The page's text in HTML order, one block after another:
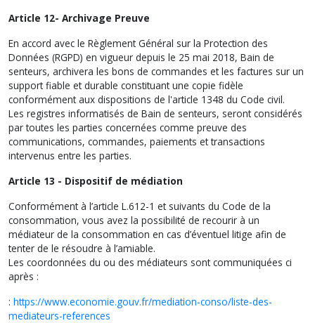
Article 12- Archivage Preuve
En accord avec le Règlement Général sur la Protection des
Données (RGPD) en vigueur depuis le 25 mai 2018, Bain de
senteurs, archivera les bons de commandes et les factures sur un
support fiable et durable constituant une copie fidèle
conformément aux dispositions de l'article 1348 du Code civil.
Les registres informatisés de Bain de senteurs, seront considérés
par toutes les parties concernées comme preuve des
communications, commandes, paiements et transactions
intervenus entre les parties.
Article 13 - Dispositif de médiation
Conformément à l’article L.612-1 et suivants du Code de la
consommation, vous avez la possibilité de recourir à un
médiateur de la consommation en cas d’éventuel litige afin de
tenter de le résoudre à l’amiable.
Les coordonnées du ou des médiateurs sont communiquées ci
après :
: https://www.economie.gouv.fr/mediation-conso/liste-des-
mediateurs-references